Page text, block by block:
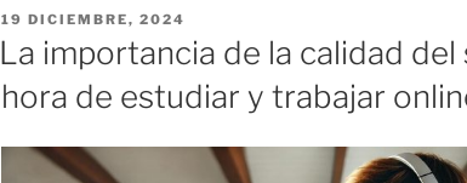
PUBLICADO
EL
19 DICIEMBRE, 2024
La importancia de la calidad del
hora de estudiar y trabajar